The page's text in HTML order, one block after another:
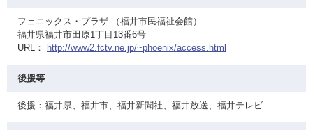
フェニックス・プラザ （福井市民福祉会館）
福井県福井市田原1丁目13番6号
URL：
http://www2.fctv.ne.jp/~phoenix/access.html
後援等
後援：福井県、福井市、福井新聞社、福井放送、福井テレビ